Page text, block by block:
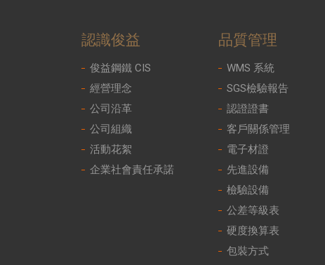
認識俊益
俊益鋼鐵 CIS
經營理念
公司沿革
公司組織
活動花絮
企業社會責任承諾
品質管理
WMS 系統
SGS檢驗報告
認證證書
客戶關係管理
電子材證
先進設備
檢驗設備
公差等級表
硬度換算表
包裝方式